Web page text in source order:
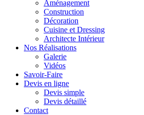
Aménagement
Construction
Décoration
Cuisine et Dressing
Architecte Intérieur
Nos Réalisations
Galerie
Vidéos
Savoir-Faire
Devis en ligne
Devis simple
Devis détaillé
Contact